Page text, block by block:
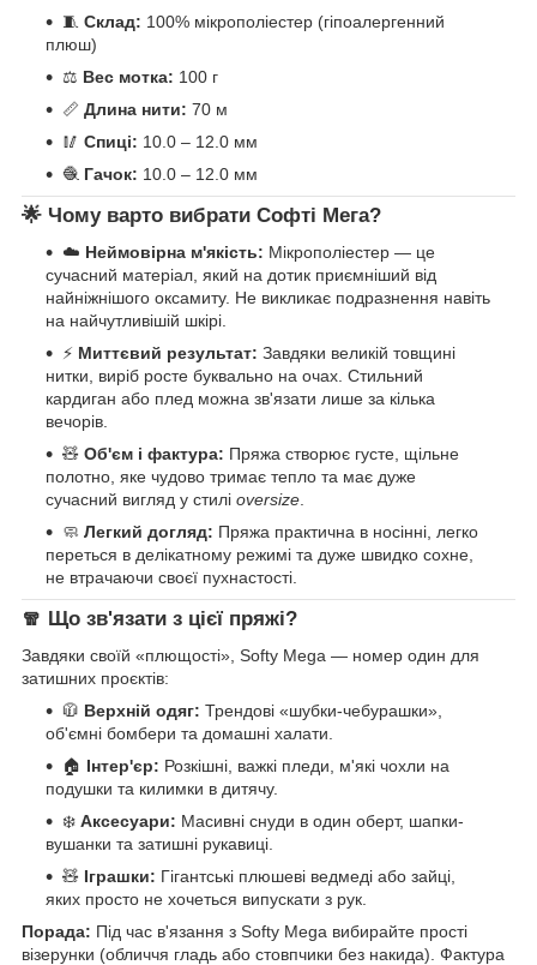
🧵 Склад: 100% мікрополіестер (гіпоалергенний
плюш)
⚖️ Вес мотка: 100 г
📏 Длина нити: 70 м
🥢 Спиці: 10.0 – 12.0 мм
🧶 Гачок: 10.0 – 12.0 мм
🌟 Чому варто вибрати Софті Мега?
☁️ Неймовірна м'якість: Мікрополіестер — це
сучасний матеріал, який на дотик приємніший від
найніжнішого оксамиту. Не викликає подразнення навіть
на найчутливішій шкірі.
⚡ Миттєвий результат: Завдяки великій товщині
нитки, виріб росте буквально на очах. Стильний
кардиган або плед можна зв'язати лише за кілька
вечорів.
🧸 Об'єм і фактура: Пряжа створює густе, щільне
полотно, яке чудово тримає тепло та має дуже
сучасний вигляд у стилі oversize
🧼 Легкий догляд: Пряжа практична в носінні, легко
переться в делікатному режимі та дуже швидко сохне,
не втрачаючи своєї пухнастості.
🧣 Що зв'язати з цієї пряжі?
Завдяки своїй «плющості», Softy Mega — номер один для
затишних проєктів:
🧥 Верхній одяг: Трендові «шубки-чебурашки»,
об'ємні бомбери та домашні халати.
🏠 Інтер'єр: Розкішні, важкі пледи, м'які чохли на
подушки та килимки в дитячу.
❄️ Аксесуари: Масивні снуди в один оберт, шапки-
вушанки та затишні рукавиці.
🧸 Іграшки: Гігантські плюшеві ведмеді або зайці,
яких просто не хочеться випускати з рук.
Порада: Під час в'язання з Softy Mega вибирайте прості
візерунки (обличчя гладь або стовпчики без накида). Фактура